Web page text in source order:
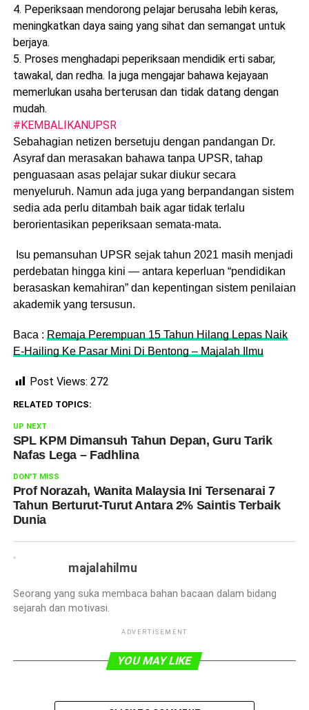
4. Peperiksaan mendorong pelajar berusaha lebih keras,
meningkatkan daya saing yang sihat dan semangat untuk
berjaya.
5. Proses menghadapi peperiksaan mendidik erti sabar,
tawakal, dan redha. Ia juga mengajar bahawa kejayaan
memerlukan usaha berterusan dan tidak datang dengan
mudah.
#KEMBALIKANUPSR
Sebahagian netizen bersetuju dengan pandangan Dr.
Asyraf dan merasakan bahawa tanpa UPSR, tahap
penguasaan asas pelajar sukar diukur secara
menyeluruh. Namun ada juga yang berpandangan sistem
sedia ada perlu ditambah baik agar tidak terlalu
berorientasikan peperiksaan semata-mata.
Isu pemansuhan UPSR sejak tahun 2021 masih menjadi
perdebatan hingga kini — antara keperluan “pendidikan
berasaskan kemahiran” dan kepentingan sistem penilaian
akademik yang tersusun.
Baca : Remaja Perempuan 15 Tahun Hilang Lepas Naik
E-Hailing Ke Pasar Mini Di Bentong – Majalah Ilmu
Post Views: 272
RELATED TOPICS:
UP NEXT
SPL KPM Dimansuh Tahun Depan, Guru Tarik
Nafas Lega – Fadhlina
DON'T MISS
Prof Norazah, Wanita Malaysia Ini Tersenarai 7
Tahun Berturut-Turut Antara 2% Saintis Terbaik
Dunia
majalahilmu
Seorang yang suka membaca bahan bacaan dalam bidang
sejarah dan motivasi.
ADVERTISEMENT
YOU MAY LIKE